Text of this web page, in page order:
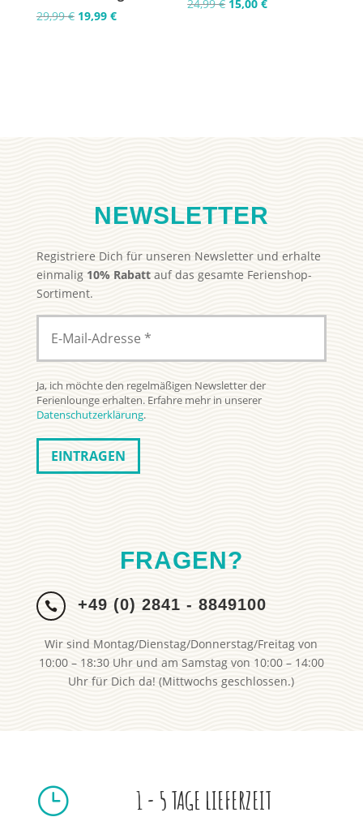
29,99€ Ursprünglicher
19,99 €Aktueller
24,99€ Ursprünglicher
15,00€Aktueller
NEWSLETTER
Registriere Dich für unseren Newsletter und erhalte
einmalig 10% Rabattauf das gesamte Ferienshop-
Sortiment.
Ja, ich möchte den regelmäßigen Newsletter der
Ferienlounge erhalten. Erfahre mehr in unserer
Datenschutzerklärung.
FRAGEN?
 +49 (0) 2841 - 8849100
Wir sind Montag/Dienstag/Donnerstag/Freitag von
10:00 – 18:30 Uhr und am Samstag von 10:00 – 14:00
Uhr für Dich da! (Mittwochs geschlossen.)
} 1 - 5 TAGE LIEFERZEIT